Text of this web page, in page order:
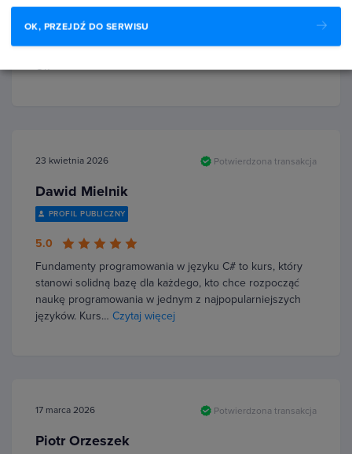
5.0
Ok
23 kwietnia 2026 Potwierdzona transakcja
Dawid Mielnik
PROFIL PUBLICZNY
5.0
Fundamenty programowania w języku C# to kurs, który
stanowi solidną bazę dla każdego, kto chce rozpocząć
naukę programowania w jednym z najpopularniejszych
języków. Kurs… Czytaj więcej
17 marca 2026 Potwierdzona transakcja
Piotr Orzeszek
OK, PRZEJDŹ DO SERWISU